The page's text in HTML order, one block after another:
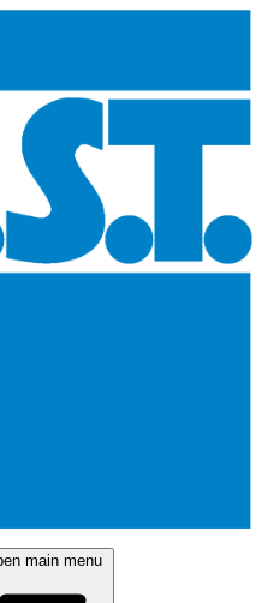
main menu